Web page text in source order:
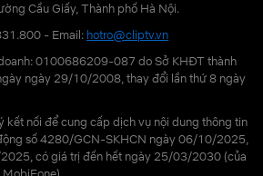
Cầu Giấy, Thành phố Hà Nội.
- Email: hotro@cliptv.vn
0100686209-087 do Sở KHĐT thành
ngày 29/10/2008, thay đổi lần thứ 8 ngày
kết nối để cung cấp dịch vụ nội dung thông tin
số 4280/GCN-SKHCN ngày 06/10/2025,
có giá trị đến hết ngày 25/03/2030 (của